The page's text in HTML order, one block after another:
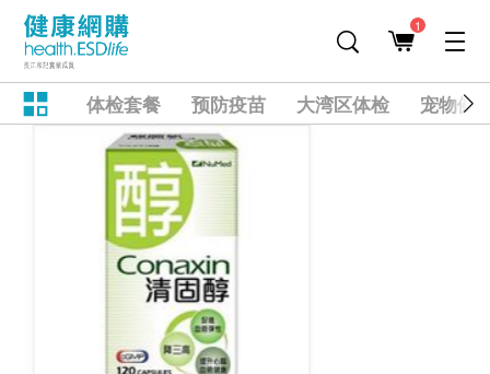
1
体检套餐 预防疫苗 大湾区体检 宠物健